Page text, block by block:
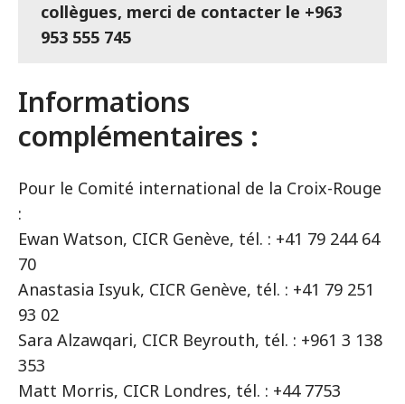
collègues, merci de contacter le +963
953 555 745
Informations
complémentaires :
Pour le Comité international de la Croix-Rouge
:
Ewan Watson, CICR Genève, tél. : +41 79 244 64
70
Anastasia Isyuk, CICR Genève, tél. : +41 79 251
93 02
Sara Alzawqari, CICR Beyrouth, tél. : +961 3 138
353
Matt Morris, CICR Londres, tél. : +44 7753